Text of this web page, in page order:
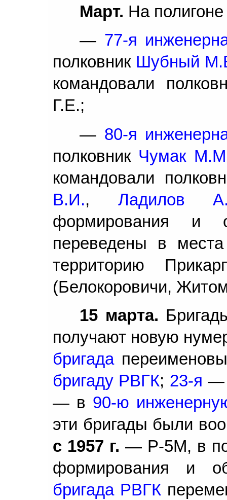
Март. На
— 77-я
полковник Шубный
командовали
Г.Е.;
— 80-я
полковник Чумак
командовали
В.И., Ладилов
формирования и
переведены в
территорию
(Белокоровичи,
15 марта.
получают новую
бригада
бригаду РВГК; 23-я —
— в 90-ю
эти бригады были
с 1957 г. — Р-5М, в
формирования и
бригада РВГК